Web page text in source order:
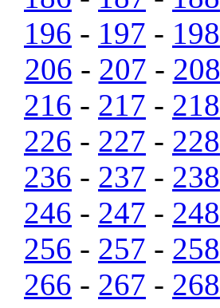
196 - 197 - 198
206 - 207 - 208
216 - 217 - 218
226 - 227 - 228
236 - 237 - 238
246 - 247 - 248
256 - 257 - 258
266 - 267 - 268